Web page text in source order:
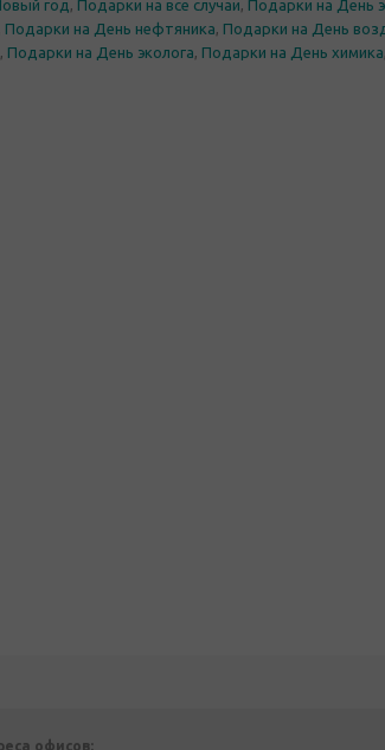
год , Подарки на все случаи, Подарки на День
Подарки на День нефтяника, Подарки на День
, Подарки на День эколога, Подарки на День химика
офисов: